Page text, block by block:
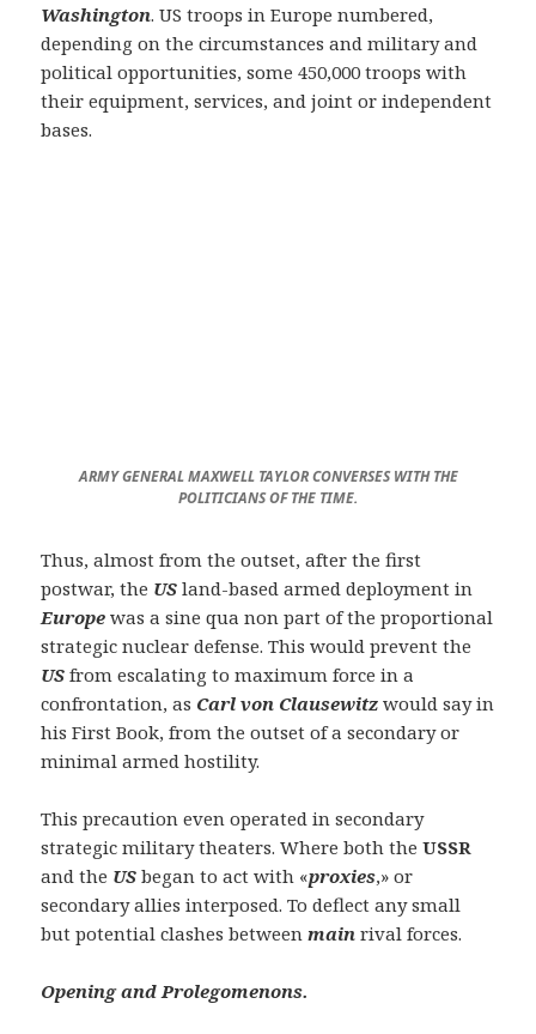
Washington. US troops in Europe numbered,
depending on the circumstances and military and
political opportunities, some 450,000 troops with
their equipment, services, and joint or independent
bases.
ARMY GENERAL MAXWELL TAYLOR CONVERSES WITH THE
POLITICIANS OF THE TIME.
Thus, almost from the outset, after the first
postwar, the US land-based armed deployment in
Europe was a sine qua non part of the proportional
strategic nuclear defense. This would prevent the
US from escalating to maximum force in a
confrontation, as Carl von Clausewitz would say in
his First Book, from the outset of a secondary or
minimal armed hostility.
This precaution even operated in secondary
strategic military theaters. Where both theUSSR
and the US began to act with «proxies,» or
secondary allies interposed. To deflect any small
but potential clashes betweenmain rival forces.
Opening and Prolegomenons.